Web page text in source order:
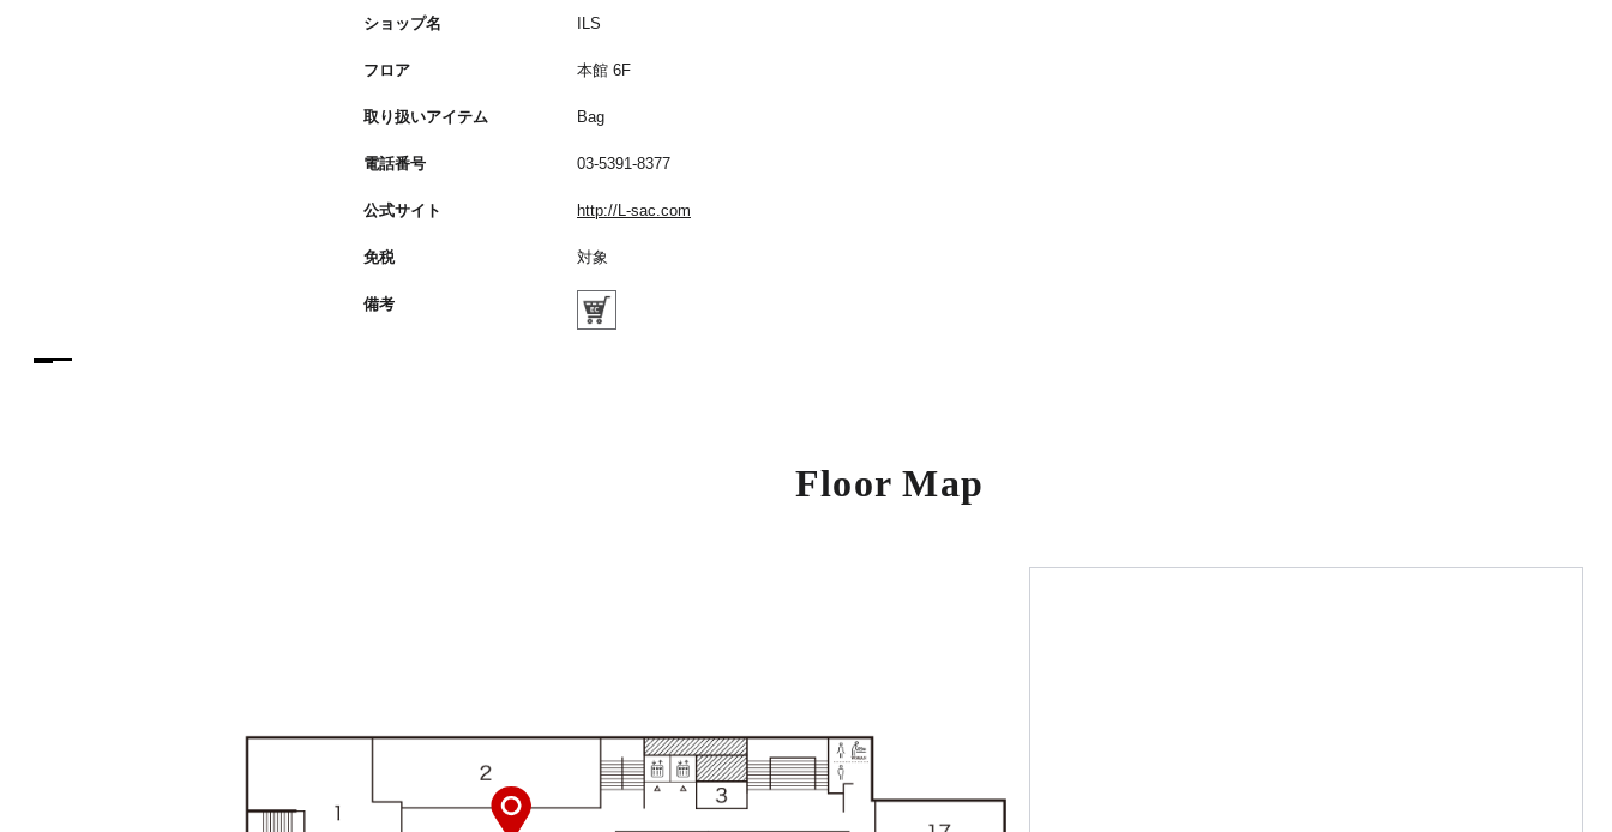
ショップ名 ILS
フロア 本館 6F
取り扱いアイテム Bag
電話番号 03-5391-8377
公式サイト http://L-sac.com
免税 対象
備考
Floor Map